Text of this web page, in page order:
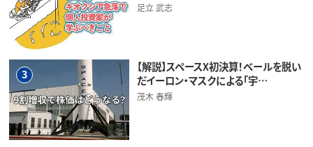
足立 武志
3
【解説】スペースX初決算！ベールを脱い
だイーロン・マスクによる「宇…
茂木 春輝